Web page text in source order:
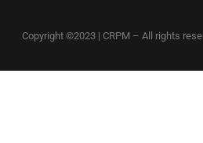
Copyright ©2023 | CRPM – All rights